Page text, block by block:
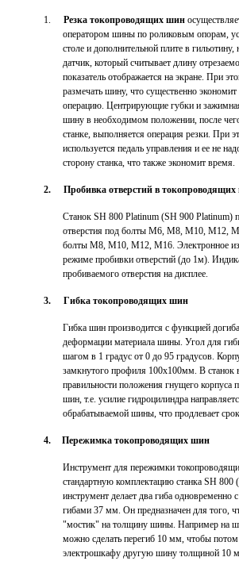
1. Резка токопроводящих шин
оператором шины по роликовым опорам,
столе и дополнительной плите в гильотину,
датчик, который считывает длину
показатель отображается на экране. При
размечать шину, что существенно
операцию. Центрирующие губки и
шину в необходимом положении, после
станке, выполняется операция резки. При
используется педаль управления и ее не
сторону станка, что также экономит время.
2. Пробивка отверстий в
Станок SH 800 Platinum (SH 900 Platinum)
отверстия под болты М6, М8, М10, М12,
болты М8, М10, М12, М16. Электронное
режиме пробивки отверстий (до 1м).
пробиваемого отверстия на дисплее.
3. Гибка токопроводящих шин
Гибка шин производится с функцией
деформации материала шины. Угол для
шагом в 1 градус от 0 до 95 градусов.
замкнутого профиля 100x100мм. В станок
правильности положения гнущего
шин, т.е. усилие гидроцилиндра
обрабатываемой шины, что продлевает
4. Пережимка токопроводящих шин
Инструмент для пережимки токопров
стандартную комплектацию станка SH
инструмент делает два гиба одновременно
гибами 37 мм. Он предназначен для того,
"мостик" на толщину шины. Например на
можно сделать перегиб 10 мм, чтобы
электрошкафу другую шину толщиной 10